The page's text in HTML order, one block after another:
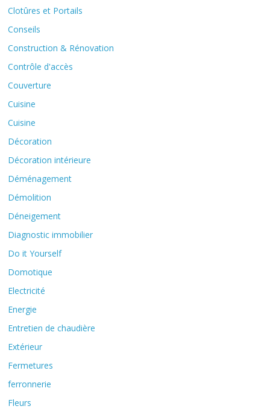
Clotûres et Portails
Conseils
Construction & Rénovation
Contrôle d'accès
Couverture
Cuisine
Cuisine
Décoration
Décoration intérieure
Déménagement
Démolition
Déneigement
Diagnostic immobilier
Do it Yourself
Domotique
Electricité
Energie
Entretien de chaudière
Extérieur
Fermetures
ferronnerie
Fleurs